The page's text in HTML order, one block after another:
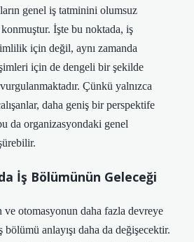
genel iş tatminini olumsuz
İşte bu noktada, iş
için değil, aynı zamanda
için de dengeli bir şekilde
Çünkü yalnızca
daha geniş bir perspektife
da organizasyondaki genel
İş Bölümünün Geleceği
otomasyonun daha fazla devreye
anlayışı daha da değişecektir.